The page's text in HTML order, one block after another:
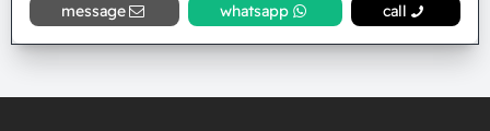
call
whatsapp
message